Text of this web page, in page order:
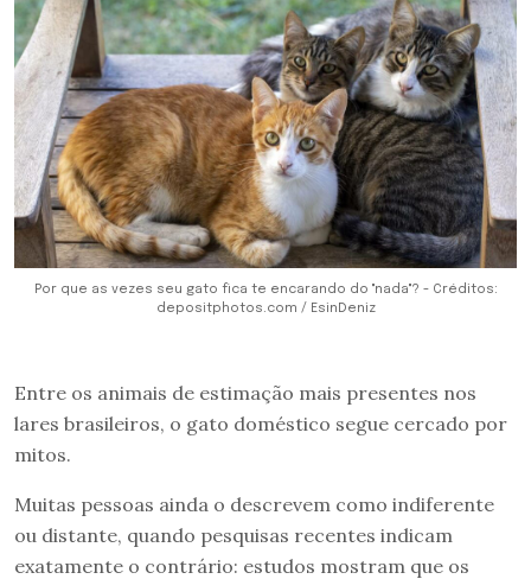
Por que as vezes seu gato fica te encarando do ''nada''? - Créditos:
depositphotos.com / EsinDeniz
Entre os animais de estimação mais presentes nos
lares brasileiros, o gato doméstico segue cercado por
mitos.
Muitas pessoas ainda o descrevem como indiferente
ou distante, quando pesquisas recentes indicam
exatamente o contrário: estudos mostram que os